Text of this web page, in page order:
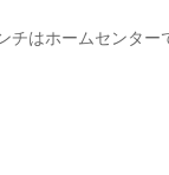
チはホームセンター